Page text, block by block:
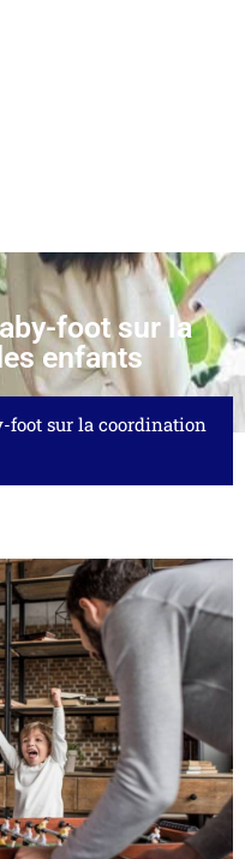
foot sur la
enfants
foot sur la coordination